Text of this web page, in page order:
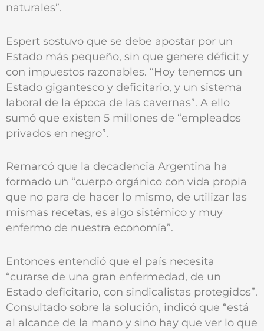
naturales”.
Espert sostuvo que se debe apostar por un
Estado más pequeño, sin que genere déficit y
con impuestos razonables. “Hoy tenemos un
Estado gigantesco y deficitario, y un sistema
laboral de la época de las cavernas”. A ello
sumó que existen 5 millones de “empleados
privados en negro”.
Remarcó que la decadencia Argentina ha
formado un “cuerpo orgánico con vida propia
que no para de hacer lo mismo, de utilizar las
mismas recetas, es algo sistémico y muy
enfermo de nuestra economía”.
Entonces entendió que el país necesita
“curarse de una gran enfermedad, de un
Estado deficitario, con sindicalistas protegidos”.
Consultado sobre la solución, indicó que “está
al alcance de la mano y sino hay que ver lo que